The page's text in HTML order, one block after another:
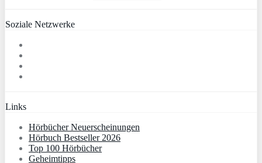
Soziale Netzwerke
Links
Hörbücher Neuerscheinungen
Hörbuch Bestseller 2026
Top 100 Hörbücher
Geheimtipps